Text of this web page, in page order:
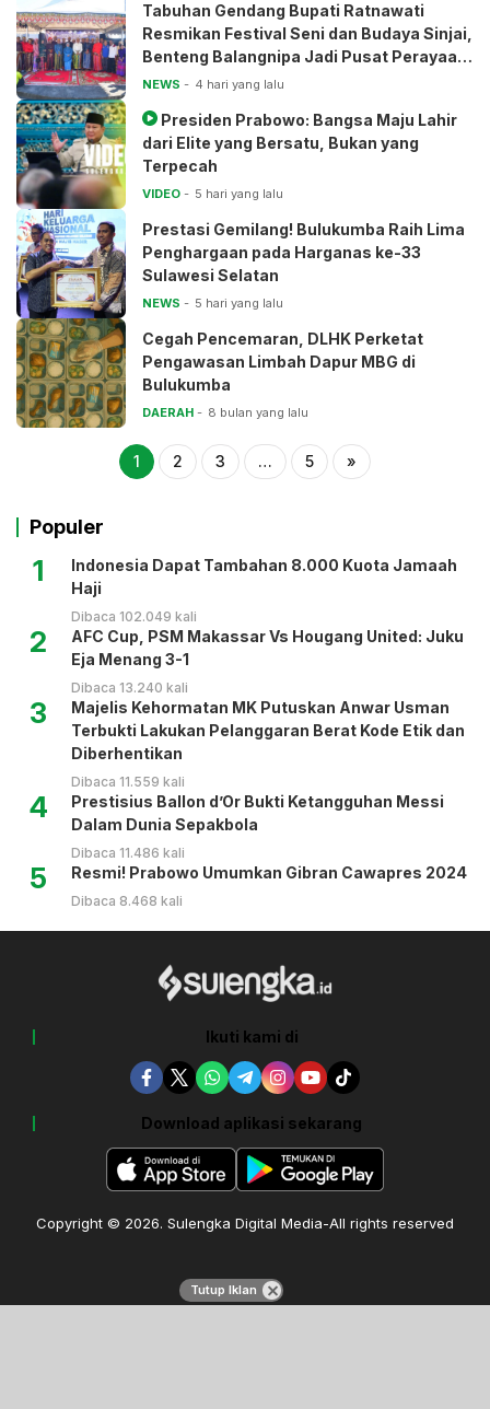
Tabuhan Gendang Bupati Ratnawati
Resmikan Festival Seni dan Budaya Sinjai,
Benteng Balangnipa Jadi Pusat Perayaan
Tradisi
NEWS 4 hari yang lalu
Presiden Prabowo: Bangsa Maju Lahir
dari Elite yang Bersatu, Bukan yang
Terpecah
VIDEO 5 hari yang lalu
Prestasi Gemilang! Bulukumba Raih Lima
Penghargaan pada Harganas ke-33
Sulawesi Selatan
NEWS 5 hari yang lalu
Cegah Pencemaran, DLHK Perketat
Pengawasan Limbah Dapur MBG di
Bulukumba
DAERAH 8 bulan yang lalu
1 2 3 … 5 »
Populer
1
Indonesia Dapat Tambahan 8.000 Kuota Jamaah
Haji
Dibaca 102.049 kali
2
AFC Cup, PSM Makassar Vs Hougang United: Juku
Eja Menang 3-1
Dibaca 13.240 kali
3
Majelis Kehormatan MK Putuskan Anwar Usman
Terbukti Lakukan Pelanggaran Berat Kode Etik dan
Diberhentikan
Dibaca 11.559 kali
4
Prestisius Ballon d’Or Bukti Ketangguhan Messi
Dalam Dunia Sepakbola
Dibaca 11.486 kali
5 Resmi! Prabowo Umumkan Gibran Cawapres 2024
Dibaca 8.468 kali
Ikuti kami di
Download aplikasi sekarang
Copyright © 2026. Sulengka Digital Media-All rights reserved
Tutup Iklan